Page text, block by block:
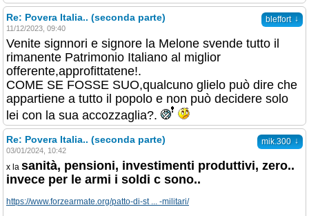
bleffort ↓
Re: Povera Italia.. (seconda parte)
11/12/2023, 09:40
Venite signnori e signore la Melone svende tutto il
rimanente Patrimonio Italiano al miglior
offerente,approfittatene!.
COME SE FOSSE SUO,qualcuno glielo può dire che
appartiene a tutto il popolo e non può decidere solo
lei con la sua accozzaglia?.
mik.300 ↓
Re: Povera Italia.. (seconda parte)
03/01/2024, 10:42
x la sanità, pensioni, investimenti produttivi, zero..
invece per le armi i soldi c sono..
https://www.forzearmate.org/patto-di-st ... -militari/